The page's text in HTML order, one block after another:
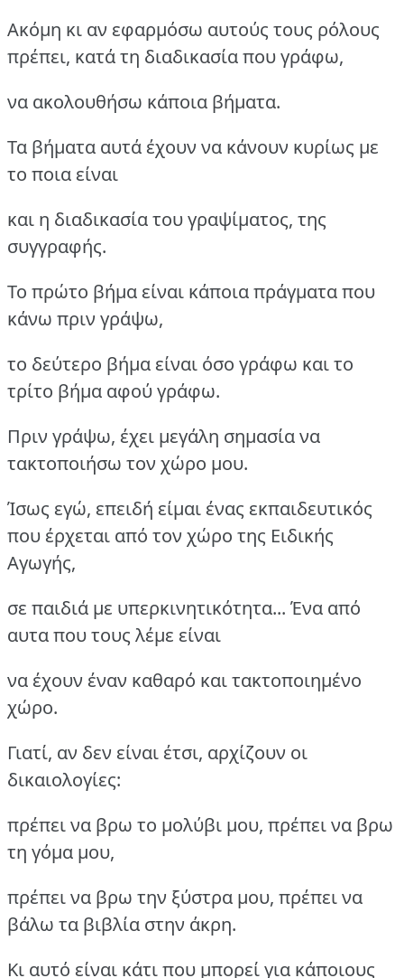
Ακόμη κι αν εφαρμόσω αυτούς τους ρόλους
πρέπει, κατά τη διαδικασία που γράφω,
να ακολουθήσω κάποια βήματα.
Τα βήματα αυτά έχουν να κάνουν κυρίως με
το ποια είναι
και η διαδικασία του γραψίματος, της
συγγραφής.
Το πρώτο βήμα είναι κάποια πράγματα που
κάνω πριν γράψω,
το δεύτερο βήμα είναι όσο γράφω και το
τρίτο βήμα αφού γράφω.
Πριν γράψω, έχει μεγάλη σημασία να
τακτοποιήσω τον χώρο μου.
Ίσως εγώ, επειδή είμαι ένας εκπαιδευτικός
που έρχεται από τον χώρο της Ειδικής
Αγωγής,
σε παιδιά με υπερκινητικότητα... Ένα από
αυτα που τους λέμε είναι
να έχουν έναν καθαρό και τακτοποιημένο
χώρο.
Γιατί, αν δεν είναι έτσι, αρχίζουν οι
δικαιολογίες:
πρέπει να βρω το μολύβι μου, πρέπει να βρω
τη γόμα μου,
πρέπει να βρω την ξύστρα μου, πρέπει να
βάλω τα βιβλία στην άκρη.
Κι αυτό είναι κάτι που μπορεί για κάποιους